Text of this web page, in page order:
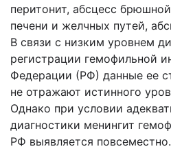
перитонит, абсцесс
печени и желчных путей,
В связи с низким уровнем
регистрации гемофильной
Федерации (РФ) данные ее
не отражают истинного
Однако при условии
диагностики менингит
РФ выявляется